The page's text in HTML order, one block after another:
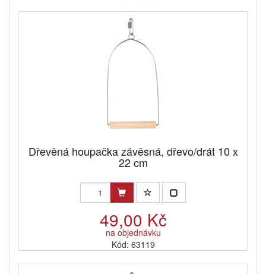
Dřevěná houpačka závěsná, dřevo/drát 10 x
22 cm
49,00 Kč
na objednávku
Kód: 63119